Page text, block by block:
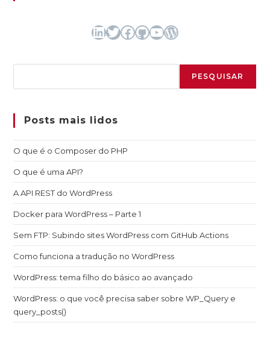
LinkedIn
TwitterFacebook
GitHubYoutubeWordPress
PESQUISAR
Posts mais lidos
O que é o Composer do PHP
O que é uma API?
A API REST do WordPress
Docker para WordPress – Parte 1
Sem FTP: Subindo sites WordPress com GitHub Actions
Como funciona a tradução no WordPress
WordPress: tema filho do básico ao avançado
WordPress: o que você precisa saber sobre WP_Query e
query_posts()